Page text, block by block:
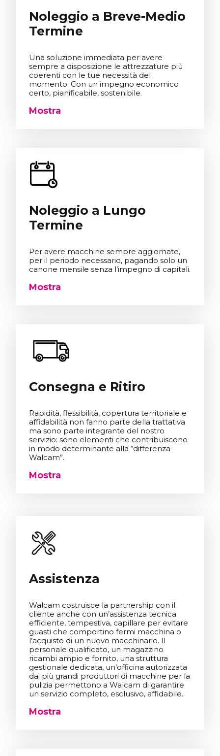
Noleggio a Breve-Medio
Termine
Una soluzione immediata per avere
sempre a disposizione le attrezzature più
coerenti con le tue necessità del
momento. Con un impegno economico
certo, pianificabile, sostenibile.
Mostra
Noleggio a Lungo
Termine
Per avere macchine sempre aggiornate,
per il periodo necessario, pagando solo un
canone mensile senza l’impegno di capitali.
Mostra
Consegna e Ritiro
Rapidità, flessibilità, copertura territoriale e
affidabilità non fanno parte della trattativa
ma sono parte integrante del nostro
servizio: sono elementi che contribuiscono
in modo determinante alla “differenza
Walcam”.
Mostra
Assistenza
Walcam costruisce la partnership con il
cliente anche con un’assistenza tecnica
efficiente, tempestiva, capillare per evitare
guasti che comportino fermi macchina o
l’acquisto di un nuovo macchinario. Il
personale qualificato, un magazzino
ricambi ampio e fornito, una struttura
gestionale dedicata, un’officina autorizzata
dai più grandi produttori di macchine per la
pulizia permettono a Walcam di garantire
un servizio completo, esclusivo, affidabile.
Mostra